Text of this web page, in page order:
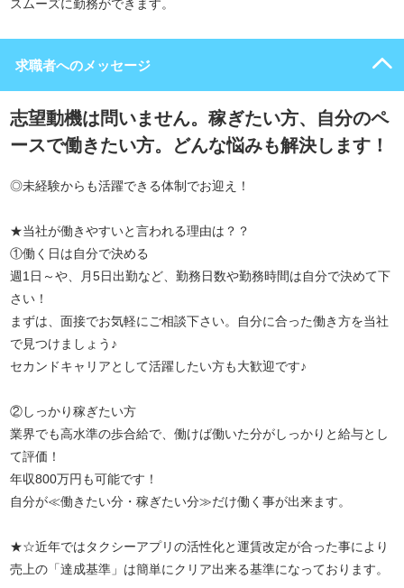
スムーズに勤務ができます。
求職者へのメッセージ
志望動機は問いません。稼ぎたい方、自分のペ
ースで働きたい方。どんな悩みも解決します！
◎未経験からも活躍できる体制でお迎え！
★当社が働きやすいと言われる理由は？？
①働く日は自分で決める
週1日～や、月5日出勤など、勤務日数や勤務時間は自分で決めて下
さい！
まずは、面接でお気軽にご相談下さい。自分に合った働き方を当社
で見つけましょう♪
セカンドキャリアとして活躍したい方も大歓迎です♪
②しっかり稼ぎたい方
業界でも高水準の歩合給で、働けば働いた分がしっかりと給与とし
て評価！
年収800万円も可能です！
自分が≪働きたい分・稼ぎたい分≫だけ働く事が出来ます。
★☆近年ではタクシーアプリの活性化と運賃改定が合った事により
売上の「達成基準」は簡単にクリア出来る基準になっております。